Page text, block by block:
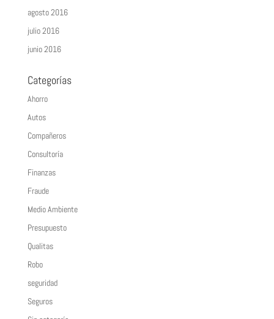
agosto 2016
julio 2016
junio 2016
Categorías
Ahorro
Autos
Compañeros
Consultoría
Finanzas
Fraude
Medio Ambiente
Presupuesto
Qualitas
Robo
seguridad
Seguros